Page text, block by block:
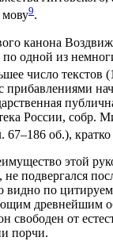
мову9.
канона
по одной из
число текстов
прибавлениями
России, собр.
об.),
этой
не подвергался
видно по
древнейшим
свободен от
порчи.